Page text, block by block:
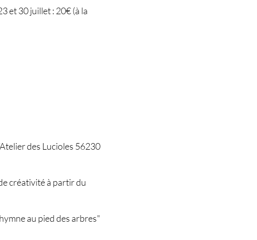
et 30 juillet : 20€ (à la
des Lucioles 56230
créativité à partir du
au pied des arbres"